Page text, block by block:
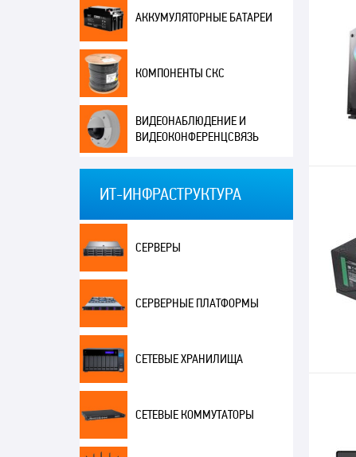
АККУМУЛЯТОРНЫЕ БАТАРЕИ
КОМПОНЕНТЫ СКС
ВИДЕОНАБЛЮДЕНИЕ И
ВИДЕОКОНФЕРЕНЦСВЯЗЬ
ИТ-ИНФРАСТРУКТУРА
СЕРВЕРЫ
СЕРВЕРНЫЕ ПЛАТФОРМЫ
СЕТЕВЫЕ ХРАНИЛИЩА
СЕТЕВЫЕ КОММУТАТОРЫ